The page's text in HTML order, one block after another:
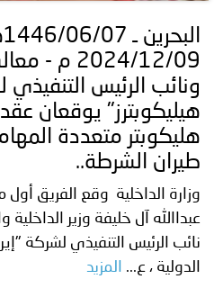
2024/12/09
ونائب الرئيس التنفيذي
هيليكوبترز" يوقعان
هليكوبتر متعددة
طيران الشرطة..
وزارة الداخلية وقع الفريق
عبداالله آل خليفة وزير الداخلية
نائب الرئيس التنفيذي لشركة
الدولية ، ع...
المزيد